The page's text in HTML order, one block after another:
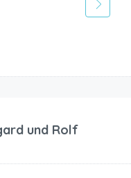
und Rolf